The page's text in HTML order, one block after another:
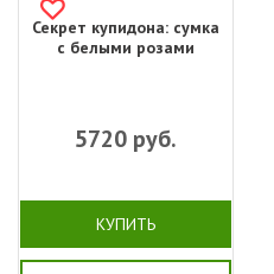
Секрет купидона: сумка
с белыми розами
5720руб.
КУПИТЬ